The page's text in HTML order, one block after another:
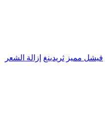
فيشل مميز ثريدينغ إزالة الشعر